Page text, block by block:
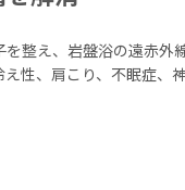
整え、岩盤浴の遠赤外
性、肩こり、不眠症、